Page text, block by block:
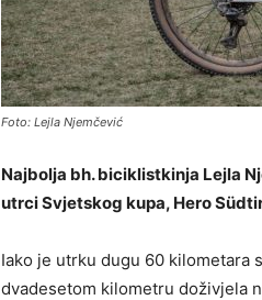
Foto: Lejla Njemčević
Najbolja bh. biciklistkinja Lejla
utrci Svjetskog kupa, Hero
Iako je utrku dugu 60 kilometara
dvadesetom kilometru doživjela